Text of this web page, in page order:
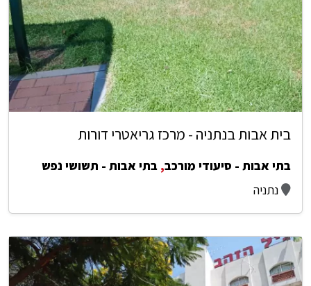
בית אבות בנתניה - מרכז גריאטרי דורות
בתי אבות - סיעודי מורכב, בתי אבות - תשושי נפש
נתניה